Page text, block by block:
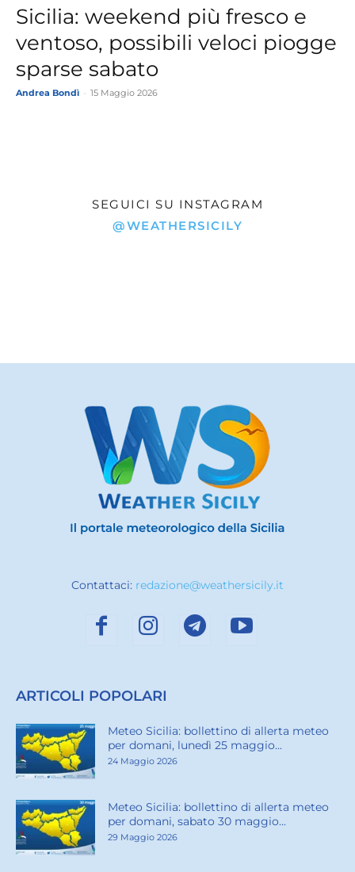
Sicilia: weekend più fresco e
ventoso, possibili veloci piogge
sparse sabato
Andrea Bondì 15 Maggio 2026
SEGUICI SU INSTAGRAM
@WEATHERSICILY
Contattaci: redazione@weathersicily.it
ARTICOLI POPOLARI
Meteo Sicilia: bollettino di allerta meteo
per domani, lunedì 25 maggio...
24 Maggio 2026
Meteo Sicilia: bollettino di allerta meteo
per domani, sabato 30 maggio...
29 Maggio 2026